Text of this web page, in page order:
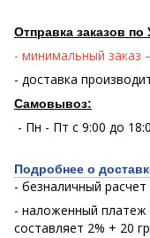
Отправка заказов по
- минимальный заказ
- доставка
Самовывоз:
- Пн - Пт с 9:00 до
Подробнее о
- безналичный
- наложенный платеж
составляет 2% + 20